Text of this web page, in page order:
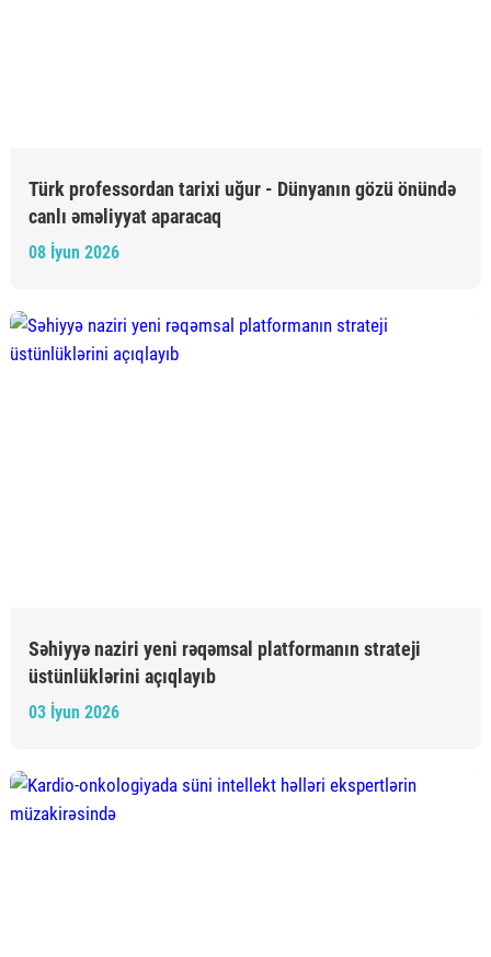
Türk professordan tarixi uğur - Dünyanın gözü önündə
canlı əməliyyat aparacaq
08 İyun 2026
Səhiyyə naziri yeni rəqəmsal platformanın strateji
üstünlüklərini açıqlayıb
03 İyun 2026